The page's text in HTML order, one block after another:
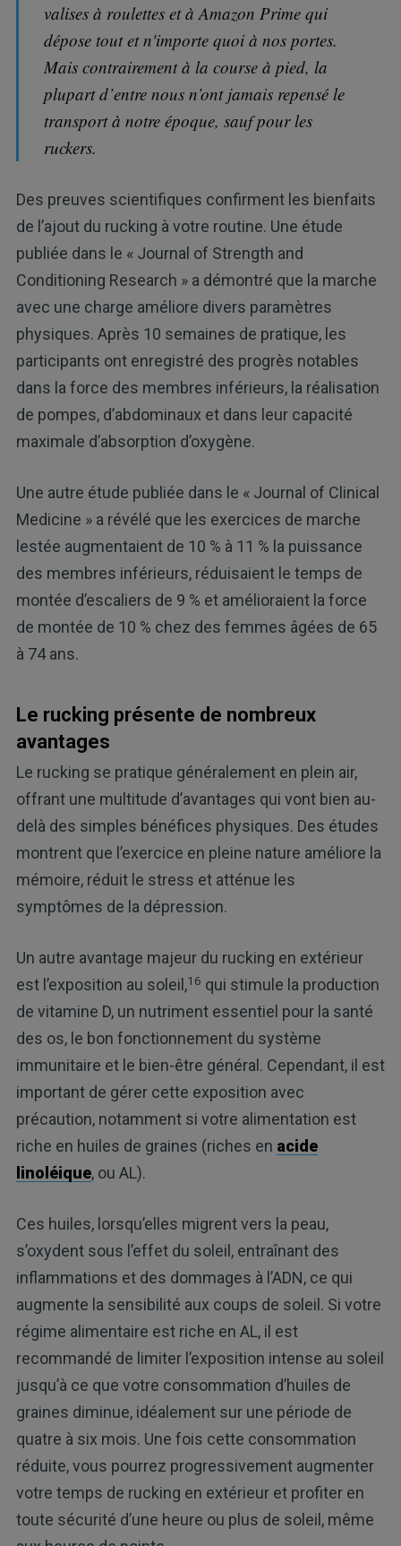
valises à roulettes et à Amazon Prime qui
dépose tout et n'importe quoi à nos portes.
Mais contrairement à la course à pied, la
plupart d’entre nous n’ont jamais repensé le
transport à notre époque, sauf pour les
ruckers.
Des preuves scientifiques confirment les bienfaits
de l’ajout du rucking à votre routine. Une étude
publiée dans le « Journal of Strength and
Conditioning Research » a démontré que la marche
avec une charge améliore divers paramètres
physiques. Après 10 semaines de pratique, les
participants ont enregistré des progrès notables
dans la force des membres inférieurs, la réalisation
de pompes, d’abdominaux et dans leur capacité
maximale d’absorption d’oxygène.
Une autre étude publiée dans le « Journal of Clinical
Medicine » a révélé que les exercices de marche
lestée augmentaient de 10 % à 11 % la puissance
des membres inférieurs, réduisaient le temps de
montée d’escaliers de 9 % et amélioraient la force
de montée de 10 % chez des femmes âgées de 65
à 74 ans.
Le rucking présente de nombreux
avantages
Le rucking se pratique généralement en plein air,
offrant une multitude d’avantages qui vont bien au-
delà des simples bénéfices physiques. Des études
montrent que l’exercice en pleine nature améliore la
mémoire, réduit le stress et atténue les
symptômes de la dépression.
Un autre avantage majeur du rucking en extérieur
est l’exposition au soleil,16 qui stimule la production
de vitamine D, un nutriment essentiel pour la santé
des os, le bon fonctionnement du système
immunitaire et le bien-être général. Cependant, il est
important de gérer cette exposition avec
précaution, notamment si votre alimentation est
riche en huiles de graines (riches en acide
linoléique, ou AL).
Ces huiles, lorsqu’elles migrent vers la peau,
s’oxydent sous l’effet du soleil, entraînant des
inflammations et des dommages à l’ADN, ce qui
augmente la sensibilité aux coups de soleil. Si votre
régime alimentaire est riche en AL, il est
recommandé de limiter l’exposition intense au soleil
jusqu’à ce que votre consommation d’huiles de
graines diminue, idéalement sur une période de
quatre à six mois. Une fois cette consommation
réduite, vous pourrez progressivement augmenter
votre temps de rucking en extérieur et profiter en
toute sécurité d’une heure ou plus de soleil, même